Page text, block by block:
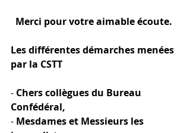
Merci pour votre aimable écoute.
Les différentes démarches menées
par la CSTT
- Chers collègues du Bureau
Confédéral,
- Mesdames et Messieurs les